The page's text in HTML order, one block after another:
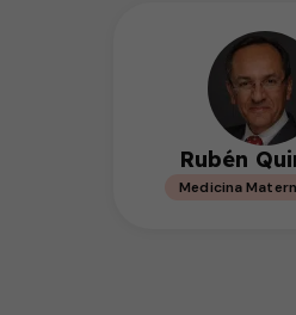
Rubén
Medicina